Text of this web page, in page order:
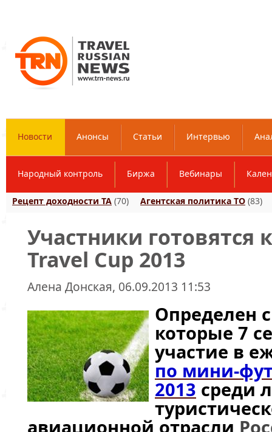
Новости Анонсы Статьи Интервью
Народный контроль Биржа Вебинары
Рецепт доходности ТА (70) Агентская политика ТО (83)
Участники готовятся
Travel Cup 2013
Алена Донская, 06.09.2013 11:53
Определен
которые 7
участие в
по мини-
2013 среди
авиационной отрасли